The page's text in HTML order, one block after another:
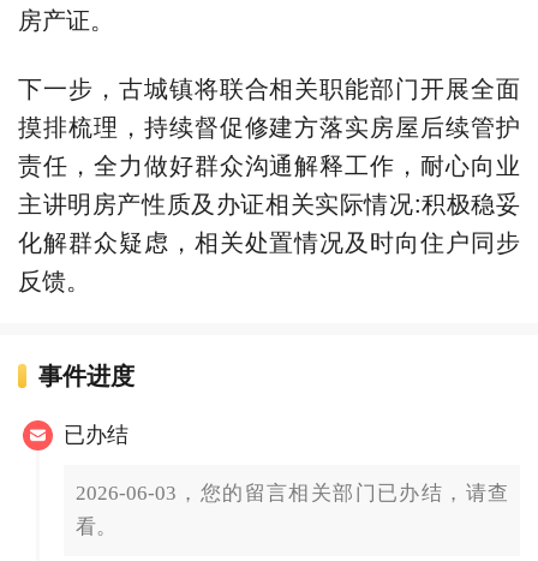
房产证。
下一步，古城镇将联合相关职能部门开展全面
摸排梳理，持续督促修建方落实房屋后续管护
责任，全力做好群众沟通解释工作，耐心向业
主讲明房产性质及办证相关实际情况:积极稳妥
化解群众疑虑，相关处置情况及时向住户同步
反馈。
事件进度
已办结
2026-06-03，您的留言相关部门已办结，请查
看。